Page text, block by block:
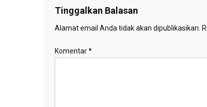
Tinggalkan Balasan
Alamat email Anda tidak akan dipublikasikan.
Komentar*